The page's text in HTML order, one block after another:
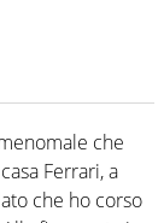
che
Ferrari, a
che ho corso